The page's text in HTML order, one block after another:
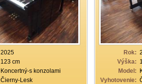
2025
123 cm
Koncertný-s konzolami
Čierny-Lesk
Rok:
Výška:
Model:
Vyhotovenie: